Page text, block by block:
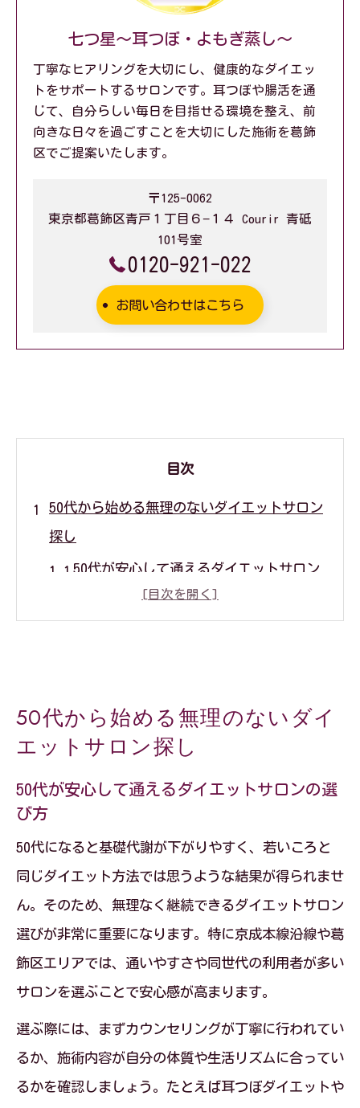
七つ星～耳つぼ・よもぎ蒸し～
丁寧なヒアリングを大切にし、健康的なダイエッ
トをサポートするサロンです。耳つぼや腸活を通
じて、自分らしい毎日を目指せる環境を整え、前
向きな日々を過ごすことを大切にした施術を葛飾
区でご提案いたします。
〒125-0062
東京都葛飾区青戸１丁目６−１４ Courir 青砥
101号室
0120-921-022
お問い合わせはこちら
目次
50代から始める無理のないダイエットサロン
探し
50代が安心して通えるダイエットサロン
設定のコツ
葛飾区で見つかる同世代向けダイエット
サロンの魅力
サロン活用法
ダイエットサロンを選ぶなら続けやすさが鍵
続けやすいダイエットサロンの特徴を徹
底解説
ダイエットサロン選びで意識したい継続
のコツ
無理なく痩せるためのサロン通いの工夫
と実例
ダイエットサロンで長く続けるためのサ
50代から始める無理のないダイ
エットサロン探し
50代が安心して通えるダイエットサロンの選
び方
50代になると基礎代謝が下がりやすく、若いころと
同じダイエット方法では思うような結果が得られませ
ん。そのため、無理なく継続できるダイエットサロン
選びが非常に重要になります。特に京成本線沿線や葛
飾区エリアでは、通いやすさや同世代の利用者が多い
サロンを選ぶことで安心感が高まります。
選ぶ際には、まずカウンセリングが丁寧に行われてい
るか、施術内容が自分の体質や生活リズムに合ってい
るかを確認しましょう。たとえば耳つぼダイエットや